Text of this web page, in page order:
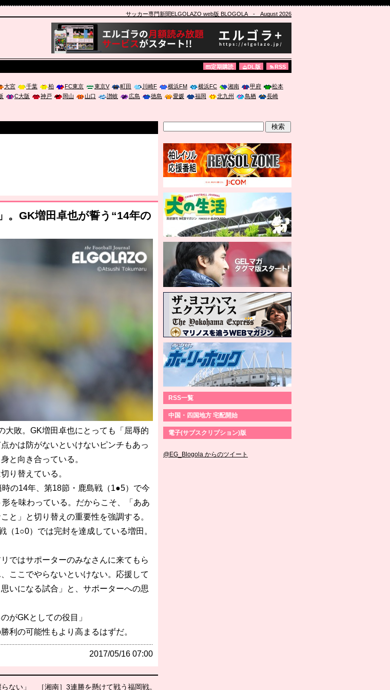
サッカー専門新聞ELGOLAZO web版 BLOGOLA- August 2026
定期購読 DL版 RSS
大宮 千葉 柏 FC東京 東京V 町田 川崎F 横浜FM 横浜FC 湘南 甲府
松本
C大阪 神戸 岡山 山口 讃岐 広島 徳島 愛媛 福岡 北九州 鳥栖
長崎
。GK増田卓也が誓う“14年の
敗。GK増田卓也にとっても「屈辱的
かは防がないといけないピンチもあっ
と向き合っている。
り替えている。
の14年、第18節・鹿島戦（1●5）で今
を味わっている。だからこそ、「ああ
と」と切り替えの重要性を強調する。
1○0）では完封を達成している増田。
ではサポーターのみなさんに来てもら
ここでやらないといけない。応援して
いになる試合」と、サポーターへの思
がGKとしての役目」
利の可能性もより高まるはずだ。
2017/05/16 07:00
ない」 ［湘南］3連勝を懸けて戦う福岡戦。
RSS一覧
中国・四国地方 宅配開始
電子(サブスクリプション)版
@EG_Blogola からのツイート